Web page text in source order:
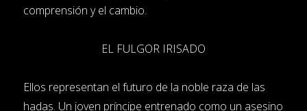
comprensión y el cambio.
EL FULGOR IRISADO
Ellos representan el futuro de la noble raza de las
hadas. Un joven príncipe entrenado como un asesino